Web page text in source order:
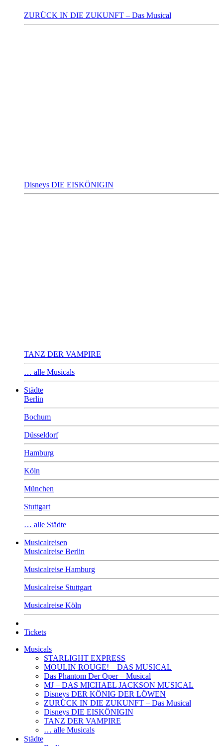
ZURÜCK IN DIE ZUKUNFT – Das Musical
Disneys DIE EISKÖNIGIN
TANZ DER VAMPIRE
… alle Musicals
Städte
Berlin
Bochum
Düsseldorf
Hamburg
Köln
München
Stuttgart
… alle Städte
Musicalreisen
Musicalreise Berlin
Musicalreise Hamburg
Musicalreise Stuttgart
Musicalreise Köln
Tickets
Musicals
STARLIGHT EXPRESS
MOULIN ROUGE! – DAS MUSICAL
Das Phantom Der Oper – Musical
MJ – DAS MICHAEL JACKSON MUSICAL
Disneys DER KÖNIG DER LÖWEN
ZURÜCK IN DIE ZUKUNFT – Das Musical
Disneys DIE EISKÖNIGIN
TANZ DER VAMPIRE
… alle Musicals
Städte